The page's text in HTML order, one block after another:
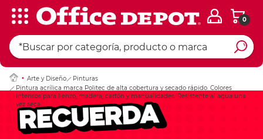
0
Arte y Diseño
Pinturas
Pintura acrílica marca Politec de alta cobertura y secado rápido. Colores
intensos para lienzo, madera, cartón y manualidades. Resistente al agua una
vez seca.
Ingresar Codigo